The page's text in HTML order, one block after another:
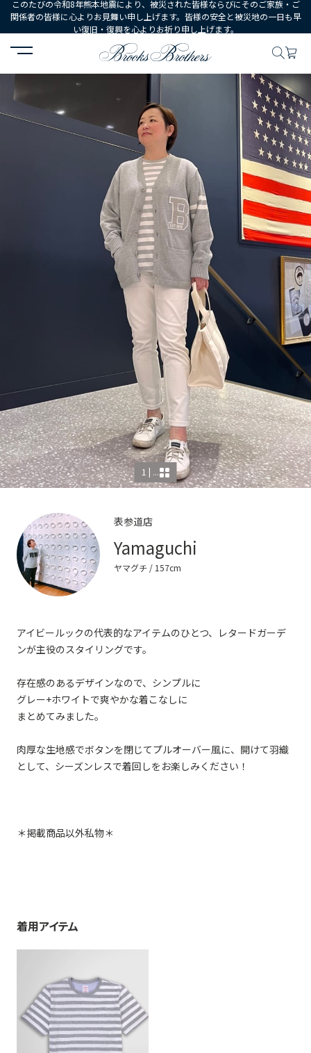
このたびの令和8年熊本地震により、被災された皆様ならびにそのご家族・ご
関係者の皆様に心よりお見舞い申し上げます。皆様の安全と被災地の一日も早
い復旧・復興を心よりお祈り申し上げます。
HOME コーディネート コーディネート詳細
1 | ...
表参道店
Yamaguchi
ヤマグチ/ 157cm
アイビールックの代表的なアイテムのひとつ、レタードガーデ
ンが主役のスタイリングです。
存在感のあるデザインなので、シンプルに
グレー+ホワイトで爽やかな着こなしに
まとめてみました。
肉厚な生地感でボタンを閉じてプルオーバー風に、開けて羽織
として、シーズンレスで着回しをお楽しみください！
＊掲載商品以外私物＊
着用アイテム